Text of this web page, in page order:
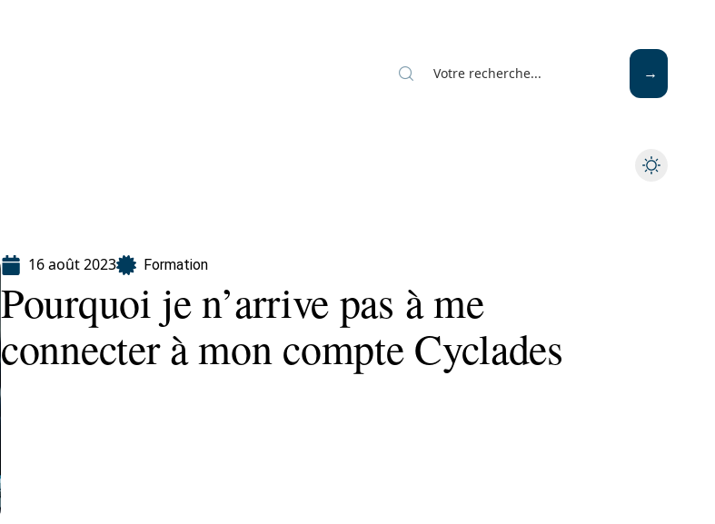
16 août 2023 Formation
Pourquoi je n’arrive pas à me
connecter à mon compte Cyclades